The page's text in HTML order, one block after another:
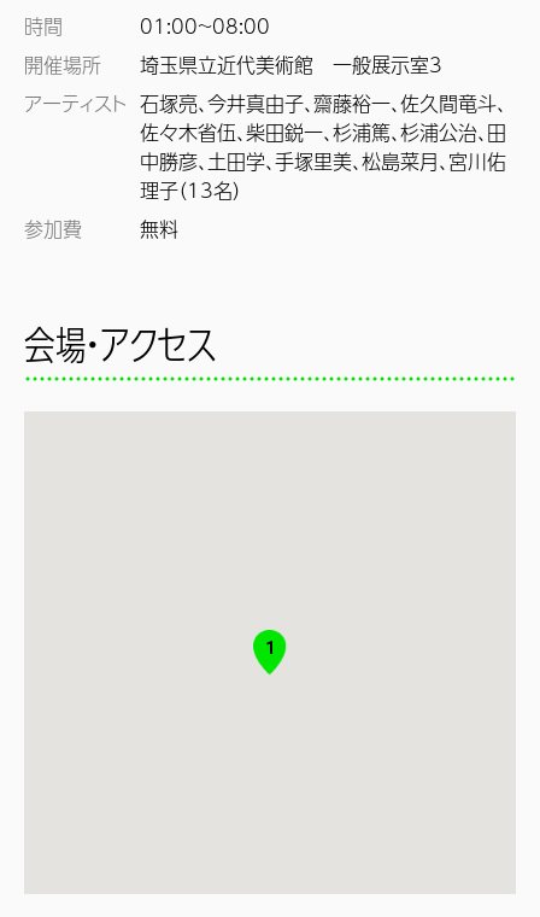
時間
01:00~08:00
開催場所
埼玉県立近代美術館 一般展示室3
アーティスト 石塚亮、今井真由子、齋藤裕一、佐久間竜斗、
佐々木省伍、柴田鋭一、杉浦篤、杉浦公治、田
中勝彦、土田学、手塚里美、松島菜月、宮川佑
理子（13名）
参加費
無料
会場・アクセス
1